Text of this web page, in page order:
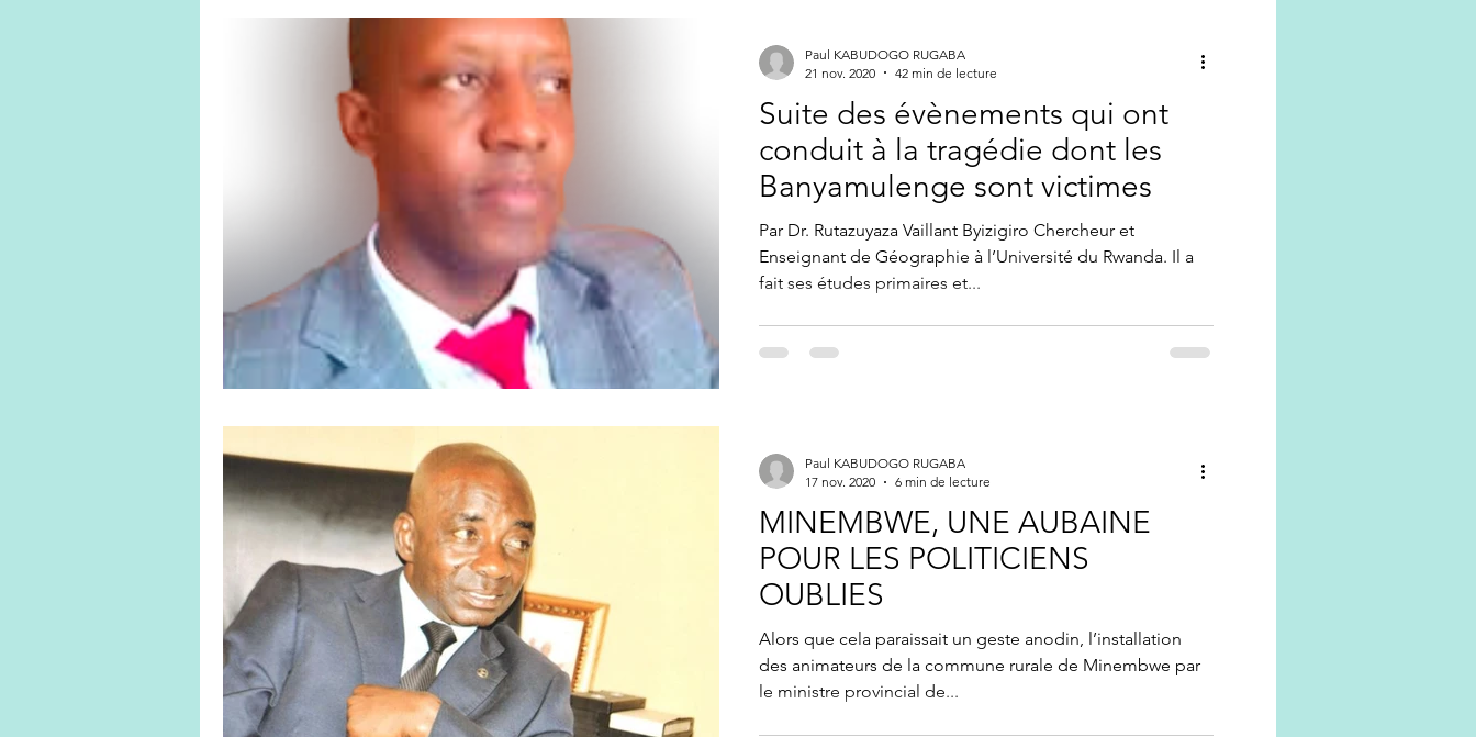
Suite des évènements qui ont
conduit à la tragédie dont les
Banyamulenge sont victimes
Par Dr. Rutazuyaza Vaillant Byizigiro Chercheur et
Enseignant de Géographie à l’Université du Rwanda. Il a
fait ses études primaires et...
Paul KABUDOGO RUGABA
21 nov. 2020
42 min de lecture
MINEMBWE, UNE AUBAINE
POUR LES POLITICIENS
OUBLIES
Alors que cela paraissait un geste anodin, l’installation
des animateurs de la commune rurale de Minembwe par
le ministre provincial de...
Paul KABUDOGO RUGABA
17 nov. 2020
6 min de lecture